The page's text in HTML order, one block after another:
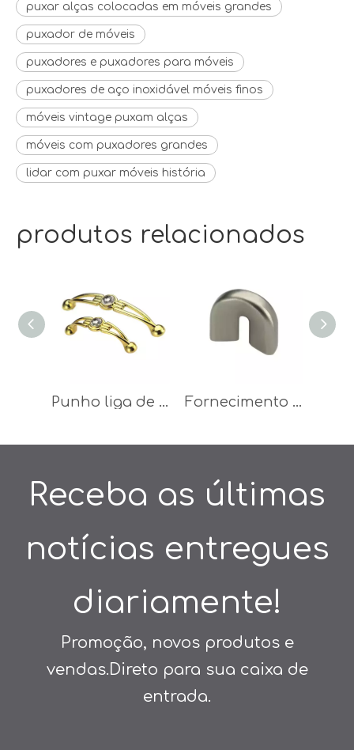
puxar alças colocadas em móveis grandes
puxador de móveis
puxadores e puxadores para móveis
puxadores de aço inoxidável móveis finos
móveis vintage puxam alças
móveis com puxadores grandes
lidar com puxar móveis história
produtos relacionados
Punho liga de zinco da mobília do hotel do punho da decoração de 64mm 96mm Fornecimento de fábrica em liga de zinco 19mm gaveta para móveis alça do gabinete
Receba as últimas
notícias entregues
diariamente!
Promoção, novos produtos e
vendas.Direto para sua caixa de
entrada.